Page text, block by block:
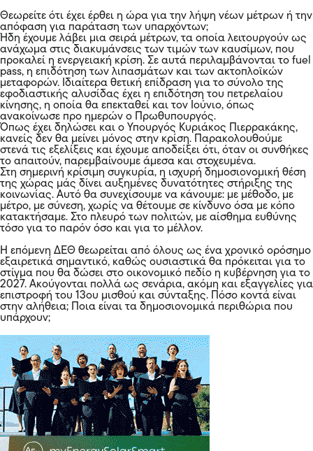
Θεωρείτε ότι έχει έρθει η ώρα για την λήψη νέων μέτρων ή την
απόφαση για παράταση των υπαρχόντων;
Ήδη έχουμε λάβει μια σειρά μέτρων, τα οποία λειτουργούν ως
ανάχωμα στις διακυμάνσεις των τιμών των καυσίμων, που
προκαλεί η ενεργειακή κρίση. Σε αυτά περιλαμβάνονται το fuel
pass, η επιδότηση των λιπασμάτων και των ακτοπλοϊκών
μεταφορών. Ιδιαίτερα θετική επίδραση για το σύνολο της
εφοδιαστικής αλυσίδας έχει η επιδότηση του πετρελαίου
κίνησης, η οποία θα επεκταθεί και τον Ιούνιο, όπως
ανακοίνωσε προ ημερών ο Πρωθυπουργός.
Όπως έχει δηλώσει και ο Υπουργός Κυριάκος Πιερρακάκης,
κανείς δεν θα μείνει μόνος στην κρίση. Παρακολουθούμε
στενά τις εξελίξεις και έχουμε αποδείξει ότι, όταν οι συνθήκες
το απαιτούν, παρεμβαίνουμε άμεσα και στοχευμένα.
Στη σημερινή κρίσιμη συγκυρία, η ισχυρή δημοσιονομική θέση
της χώρας μάς δίνει αυξημένες δυνατότητες στήριξης της
κοινωνίας. Αυτό θα συνεχίσουμε να κάνουμε: με μέθοδο, με
μέτρο, με σύνεση, χωρίς να θέτουμε σε κίνδυνο όσα με κόπο
κατακτήσαμε. Στο πλευρό των πολιτών, με αίσθημα ευθύνης
τόσο για το παρόν όσο και για το μέλλον.
Η επόμενη ΔΕΘ θεωρείται από όλους ως ένα χρονικό ορόσημο
εξαιρετικά σημαντικό, καθώς ουσιαστικά θα πρόκειται για το
στίγμα που θα δώσει στο οικονομικό πεδίο η κυβέρνηση για το
2027. Ακούγονται πολλά ως σενάρια, ακόμη και εξαγγελίες για
επιστροφή του 13ου μισθού και σύνταξης. Πόσο κοντά είναι
στην αλήθεια; Ποια είναι τα δημοσιονομικά περιθώρια που
υπάρχουν;